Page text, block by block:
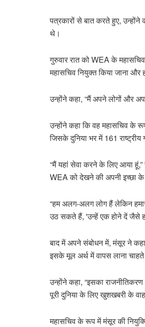
पत्रकारों से बात करते हुए, उन्होंने
थे।
गुरुवार रात को WEA के
महासचिव नियुक्त किया जाना और
उन्होंने कहा, “मैं अपने लोगों और
उन्होंने कहा कि वह महासचिव के
जिसके दुनिया भर में 161
“मैं यहां सेवा करने के लिए आया हूं,”
WEA को देखने की अपनी इच्छा के
“हम अलग-अलग लोग हैं लेकिन
उठ सकते हैं, 'उन्हें एक होने दें जैसे
बाद में अपने संबोधन में, मंसूर ने
इसके मूल अर्थ में वापस लाना
उन्होंने कहा, “इसका
पूरी दुनिया के लिए खुशखबरी के
महासचिव के रूप में मंसूर की